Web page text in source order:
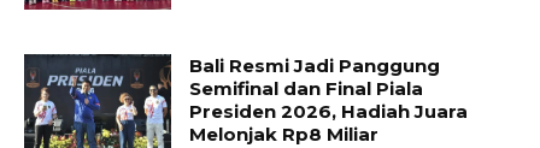
Bali Resmi Jadi Panggung
Semifinal dan Final Piala
Presiden 2026, Hadiah Juara
Melonjak Rp8 Miliar